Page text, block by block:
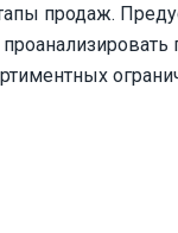
продаж.